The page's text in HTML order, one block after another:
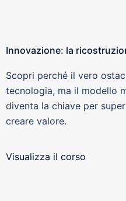
Innovazione: la
Scopri perché il vero
tecnologia, ma il modello
diventa la chiave per
creare valore.
Visualizza il corso